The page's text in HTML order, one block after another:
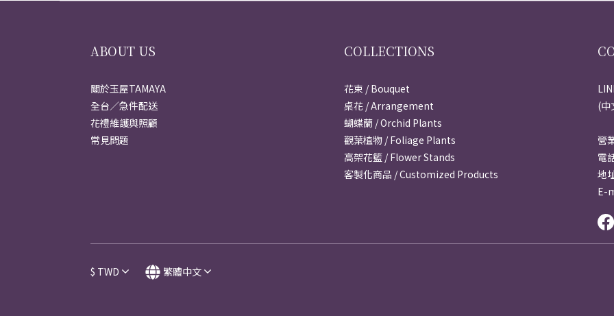
ABOUT US
關於玉屋TAMAYA
全台／急件配送
花禮維護與照顧
常見問題
COLLECTIONS
花束 / Bouquet
桌花 / Arrangement
蝴蝶蘭 / Orchid Plants
觀葉植物 / Foliage Plants
高架花籃 / Flower Stands
客製化商品 / Customized Products
(中
營
電
地
E-
$ TWD 繁體中文